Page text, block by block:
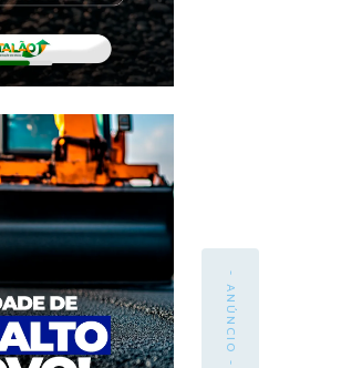
- ANÚNCIO -